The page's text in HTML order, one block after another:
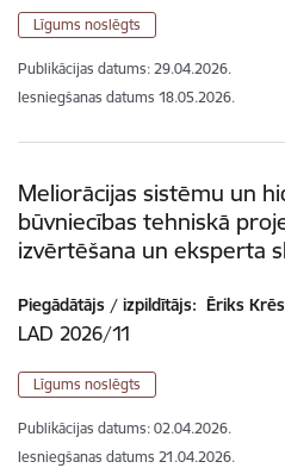
Līgums noslēgts
Publikācijas datums: 29.04.2026.
Iesniegšanas datums 18.05.2026.
Meliorācijas sistēmu un
būvniecības tehniskā
izvērtēšana un eksperta
Piegādātājs / izpildītājs: Ēriks
LAD 2026/11
Līgums noslēgts
Publikācijas datums: 02.04.2026.
Iesniegšanas datums 21.04.2026.